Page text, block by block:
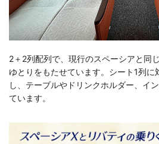
2＋2列配列で、現行のスペーシアと同
ゆとりをもたせています。シート1列に
し、テーブルやドリンクホルダー、イ
ています。